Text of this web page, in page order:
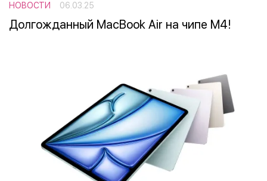
НОВОСТИ 06.03.25
Долгожданный MacBook Air на чипе M4!